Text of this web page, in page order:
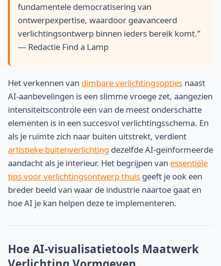
fundamentele democratisering van
ontwerpexpertise, waardoor geavanceerd
verlichtingsontwerp binnen ieders bereik komt.”
— Redactie Find a Lamp
Het verkennen van dimbare verlichtingsopties naast
AI-aanbevelingen is een slimme vroege zet, aangezien
intensiteitscontrole een van de meest onderschatte
elementen is in een succesvol verlichtingsschema. En
als je ruimte zich naar buiten uitstrekt, verdient
artistieke buitenverlichting dezelfde AI-geïnformeerde
aandacht als je interieur. Het begrijpen van essentiële
tips voor verlichtingsontwerp thuis geeft je ook een
breder beeld van waar de industrie naartoe gaat en
hoe AI je kan helpen deze te implementeren.
Hoe AI-visualisatietools Maatwerk